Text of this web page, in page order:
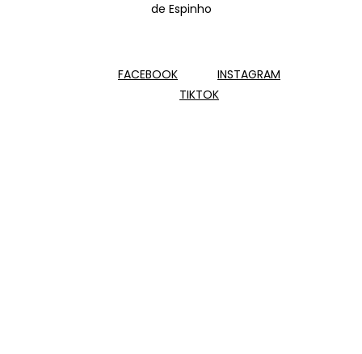
de Espinho
FACEBOOK
INSTAGRAM
TIKTOK